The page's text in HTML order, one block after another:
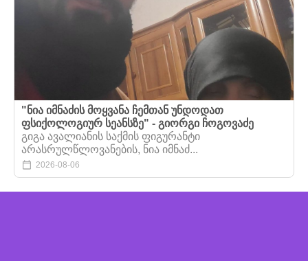
"ნია იმნაძის მოყვანა ჩემთან უნდოდათ
ფსიქოლოგიურ სეანსზე" - გიორგი ჩოგოვაძე
გიგა ავალიანის საქმის ფიგურანტი
არასრულწლოვანების, ნია იმნაძ...
2026-08-06